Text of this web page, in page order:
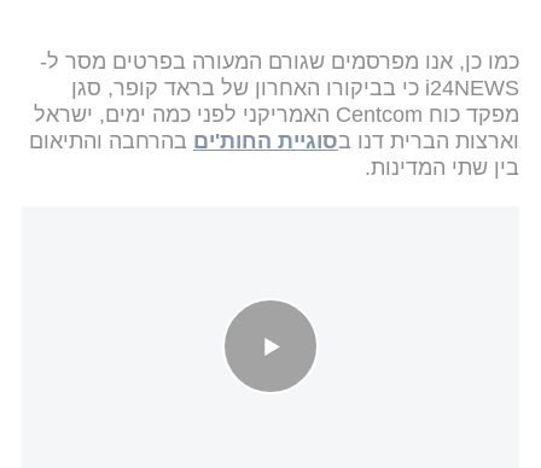
כמו כן, אנו מפרסמים שגורם המעורה בפרטים מסר ל-
i24NEWS כי בביקורו האחרון של בראד קופר, סגן
מפקד כוח Centcom האמריקני לפני כמה ימים, ישראל
וארצות הברית דנו בסוגיית החות'ים בהרחבה והתיאום
בין שתי המדינות.